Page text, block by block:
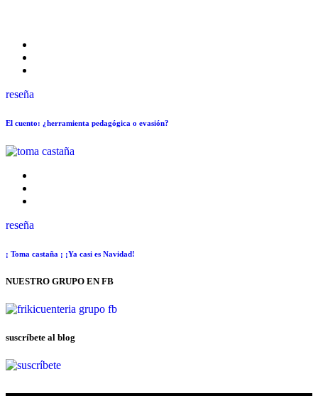
reseña
El cuento: ¿herramienta pedagógica o evasión?
reseña
¡ Toma castaña ¡ ¡Ya casi es Navidad!
NUESTRO GRUPO EN FB
suscríbete al blog